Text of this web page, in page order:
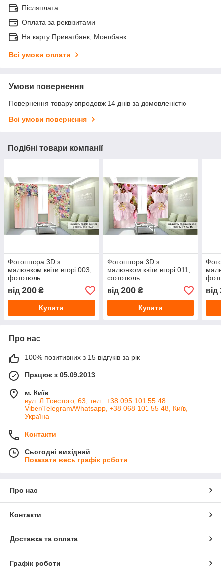
Післяплата
Оплата за реквізитами
На карту Приватбанк, Монобанк
Всі умови оплати
Умови повернення
Повернення товару впродовж 14 днів за домовленістю
Всі умови повернення
Подібні товари компанії
Фотоштора 3D з
малюнком квіти вгорі 003,
фототюль
від 200 ₴
Купити
Фотоштора 3D з
малюнком квіти вгорі 011,
фототюль
від 200₴
Купити
від
Про нас
100% позитивних з 15 відгуків за рік
Працює з 05.09.2013
м. Київ
вул. Л.Товстого, 63, тел.: +38 095 101 55 48
Viber/Telegram/Whatsapp, +38 068 101 55 48, Київ,
Україна
Контакти
Сьогодні вихідний
Показати весь графік роботи
Про нас
Контакти
Доставка та оплата
Графік роботи